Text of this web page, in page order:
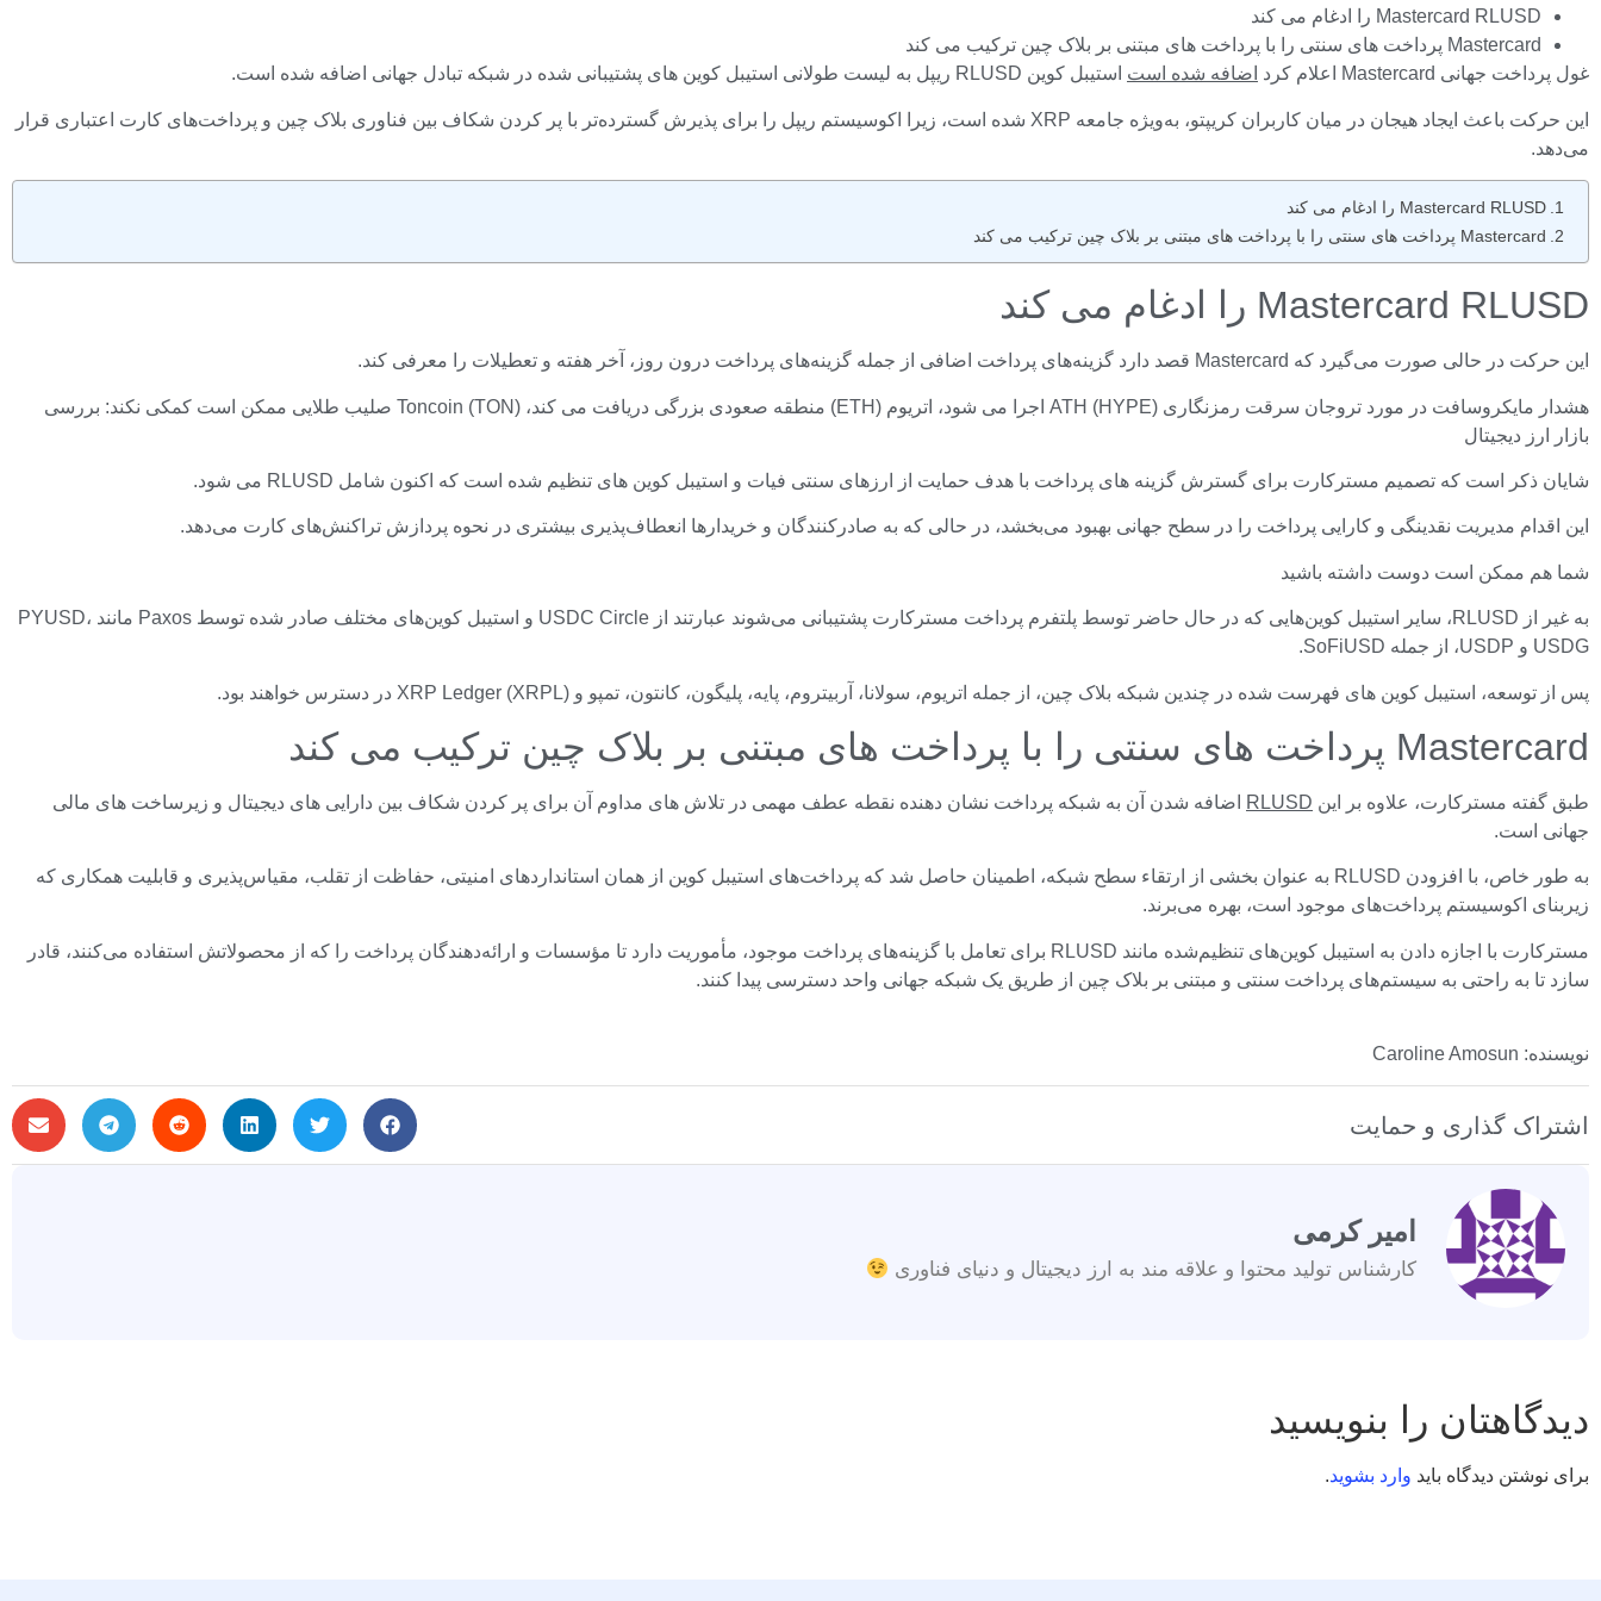
Mastercard RLUSD را ادغام می کند
Mastercard پرداخت های سنتی را با پرداخت های مبتنی بر بلاک چین ترکیب می کند
غول پرداخت جهانی Mastercard اعلام کرد
اضافه شده است استیبل کوین RLUSD ریپل به لیست طولانی استیبل کوین های پشتیبانی شده در شبکه تبادل جهانی اضافه شده است.
این حرکت باعث ایجاد هیجان در میان کاربران کریپتو، به‌ویژه جامعه XRP شده است، زیرا اکوسیستم ریپل را برای پذیرش گسترده‌تر با پر کردن شکاف بین فناوری بلاک چین و پرداخت‌های کارت اعتباری قرار
می‌دهد.
Mastercard RLUSD را ادغام می کند
Mastercard پرداخت های سنتی را با پرداخت های مبتنی بر بلاک چین ترکیب می کند
Mastercard RLUSD را ادغام می کند
این حرکت در حالی صورت می‌گیرد که Mastercard قصد دارد گزینه‌های پرداخت اضافی از جمله گزینه‌های پرداخت درون روز، آخر هفته و تعطیلات را معرفی کند.
هشدار مایکروسافت در مورد تروجان سرقت رمزنگاری (HYPE) ATH اجرا می شود، اتریوم (ETH) منطقه صعودی بزرگی دریافت می کند، Toncoin (TON) صلیب طلایی ممکن است کمکی نکند: بررسی
بازار ارز دیجیتال
شایان ذکر است که تصمیم مسترکارت برای گسترش گزینه های پرداخت با هدف حمایت از ارزهای سنتی فیات و استیبل کوین های تنظیم شده است که اکنون شامل RLUSD می شود.
این اقدام مدیریت نقدینگی و کارایی پرداخت را در سطح جهانی بهبود می‌بخشد، در حالی که به صادرکنندگان و خریدارها انعطاف‌پذیری بیشتری در نحوه پردازش تراکنش‌های کارت می‌دهد.
شما هم ممکن است دوست داشته باشید
به غیر از RLUSD، سایر استیبل کوین‌هایی که در حال حاضر توسط پلتفرم پرداخت مسترکارت پشتیبانی می‌شوند عبارتند از USDC Circle و استیبل کوین‌های مختلف صادر شده توسط Paxos مانند PYUSD،
USDG و USDP، از جمله SoFiUSD.
پس از توسعه، استیبل کوین های فهرست شده در چندین شبکه بلاک چین، از جمله اتریوم، سولانا، آربیتروم، پایه، پلیگون، کانتون، تمپو و XRP Ledger (XRPL) در دسترس خواهند بود.
Mastercard پرداخت های سنتی را با پرداخت های مبتنی بر بلاک چین ترکیب می کند
طبق گفته مسترکارت، علاوه بر این RLUSD
اضافه شدن آن به شبکه پرداخت نشان دهنده نقطه عطف مهمی در تلاش های مداوم آن برای پر کردن شکاف بین دارایی های دیجیتال و زیرساخت های مالی
جهانی است.
به طور خاص، با افزودن RLUSD به عنوان بخشی از ارتقاء سطح شبکه، اطمینان حاصل شد که پرداخت‌های استیبل کوین از همان استانداردهای امنیتی، حفاظت از تقلب، مقیاس‌پذیری و قابلیت همکاری که
زیربنای اکوسیستم پرداخت‌های موجود است، بهره می‌برند.
مسترکارت با اجازه دادن به استیبل کوین‌های تنظیم‌شده مانند RLUSD برای تعامل با گزینه‌های پرداخت موجود، مأموریت دارد تا مؤسسات و ارائه‌دهندگان پرداخت را که از محصولاتش استفاده می‌کنند، قادر
سازد تا به راحتی به سیستم‌های پرداخت سنتی و مبتنی بر بلاک چین از طریق یک شبکه جهانی واحد دسترسی پیدا کنند.
نویسنده: Caroline Amosun
اشتراک گذاری و حمایت
امیر کرمی
کارشناس تولید محتوا و علاقه مند به ارز دیجیتال و دنیای فناوری
دیدگاهتان را بنویسید
برای نوشتن دیدگاه باید وارد بشوید.